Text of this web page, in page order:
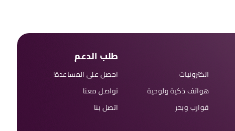
الكترونيات
هواتف ذكية ولوحية
قوارب وبحر
طلب الدعم
احصل على المساعدة!
تواصل معنا
اتصل بنا